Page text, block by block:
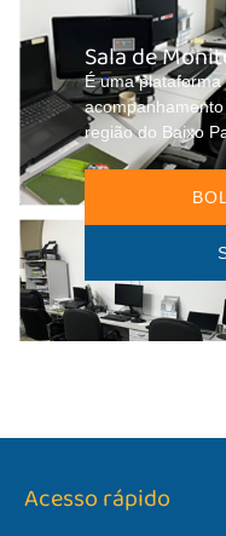
Sala de
É uma
região do Baixo
Acesso rápido